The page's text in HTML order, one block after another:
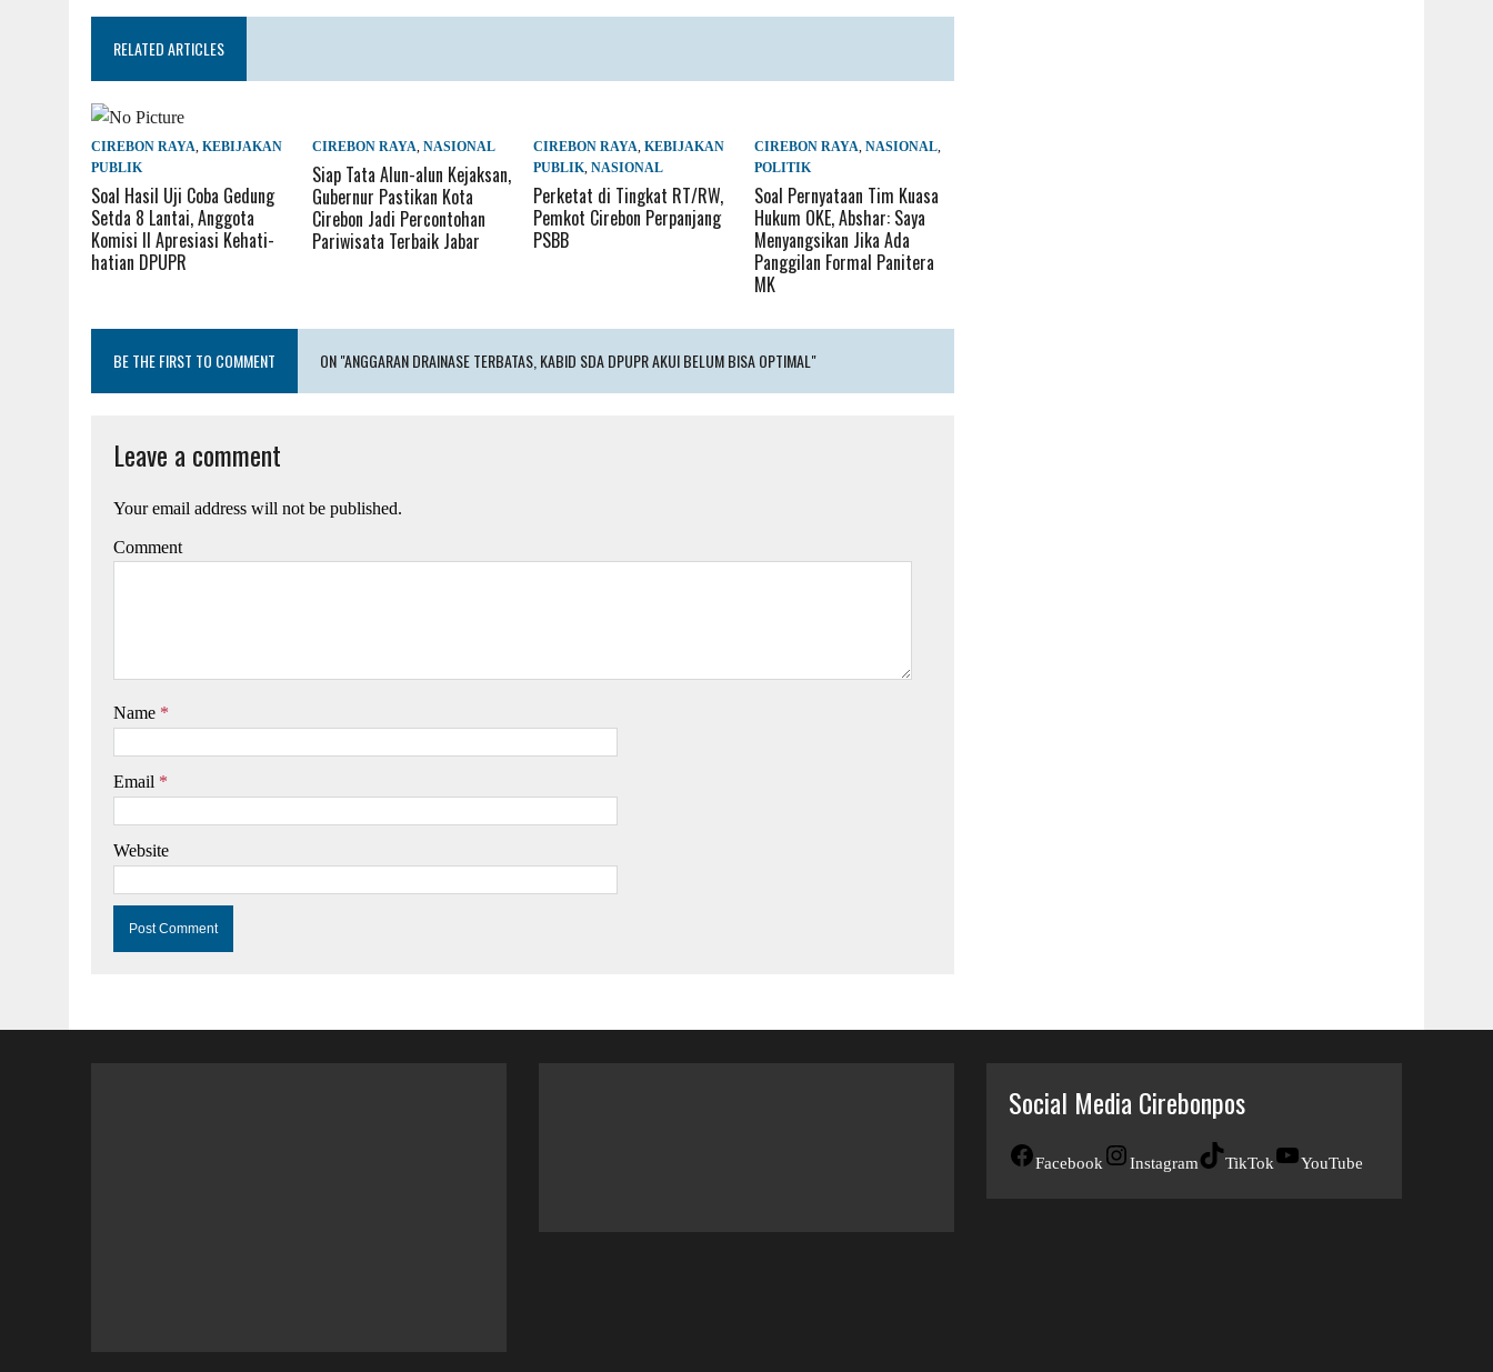
RELATED ARTICLES
CIREBON RAYA, KEBIJAKAN
PUBLIK
Soal Hasil Uji Coba Gedung
Setda 8 Lantai, Anggota
Komisi II Apresiasi Kehati-
hatian DPUPR
CIREBON RAYA,NASIONAL
Siap Tata Alun-alun Kejaksan,
Gubernur Pastikan Kota
Cirebon Jadi Percontohan
Pariwisata Terbaik Jabar
CIREBON RAYA,KEBIJAKAN
PUBLIK,NASIONAL
Perketat di Tingkat RT/RW,
Pemkot Cirebon Perpanjang
PSBB
CIREBON RAYA,NASIONAL,
POLITIK
Soal Pernyataan Tim Kuasa
Hukum OKE, Abshar: Saya
Menyangsikan Jika Ada
Panggilan Formal Panitera
MK
BE THE FIRST TO COMMENT ON "ANGGARAN DRAINASE TERBATAS, KABID SDA DPUPR AKUI BELUM BISA OPTIMAL"
Leave a comment
Your email address will not be published.
Comment
Name *
Email *
Website
Social Media Cirebonpos
Facebook Instagram TikTok YouTube